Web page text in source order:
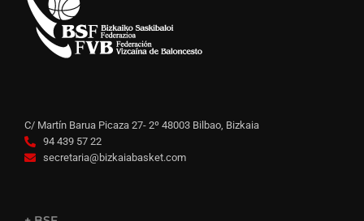
C/ Martín Barua Picaza 27- 2º 48003 Bilbao, Bizkaia
94 439 57 22
secretaria@bizkaiabasket.com